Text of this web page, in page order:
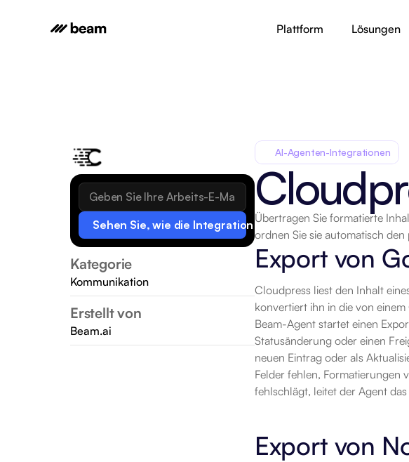
Sehen Sie, wie die Integration funktioniert
Kategorie
Kommunikation
Erstellt von
Beam.ai
AI-Agenten-Integrationen
Übertragen Sie formatierte
ordnen Sie sie automatisch den
Export von
Cloudpress liest den Inhalt
konvertiert ihn in die von
Beam-Agent startet einen
Statusänderung oder einen
neuen Eintrag oder als
Felder fehlen, Formatierungen
fehlschlägt, leitet der Agent
Export von
Plattform Lösungen